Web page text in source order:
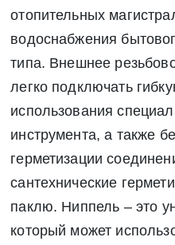
отопительных
водоснабжения
типа. Внешнее
легко подключать
использования
инструмента, а также
герметизации
сантехнические
паклю. Ниппель – это
который может